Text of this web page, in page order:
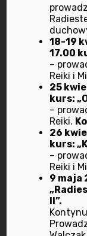
który
Czas
zdrowia i
Zobacz
Wyszukaj
18-19
17.00
–
Reiki i
25
kurs:
–
Reiki.
26
kurs:
–
Reiki i
9 maja
II”.